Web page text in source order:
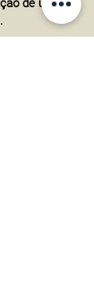
de uma